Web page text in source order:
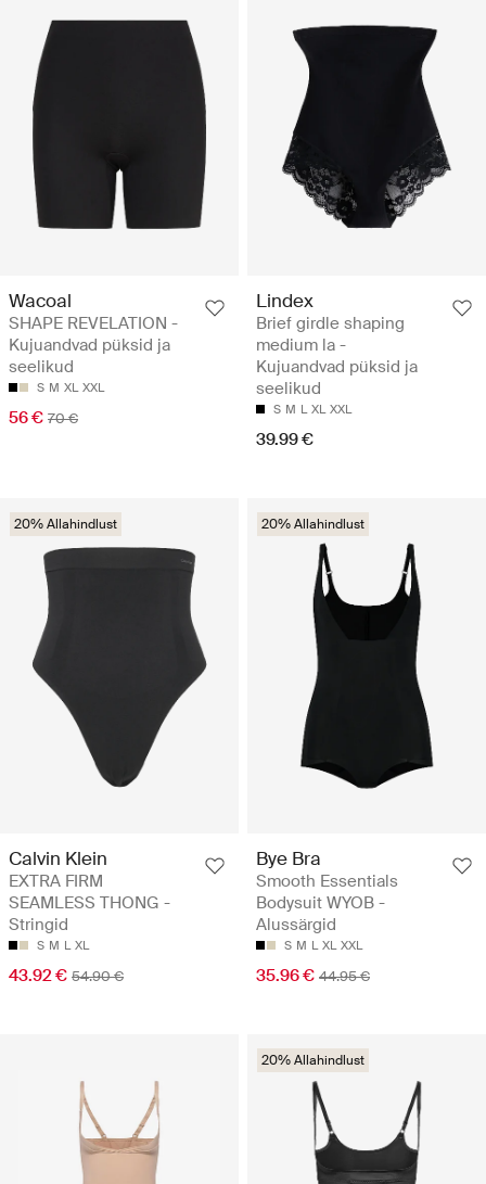
Wacoal
SHAPE REVELATION -
Kujuandvad püksid ja
seelikud
S M XL XXL
56 € 70 €
Lindex
Brief girdle shaping
medium la -
Kujuandvad püksid ja
seelikud
S M L XL XXL
39.99 €
20% Allahindlust
Calvin Klein
EXTRA FIRM
SEAMLESS THONG -
Stringid
S M L XL
43.92 € 54.90 €
20% Allahindlust
Bye Bra
Smooth Essentials
Bodysuit WYOB -
Alussärgid
S M L XL XXL
35.96 € 44.95 €
20% Allahindlust